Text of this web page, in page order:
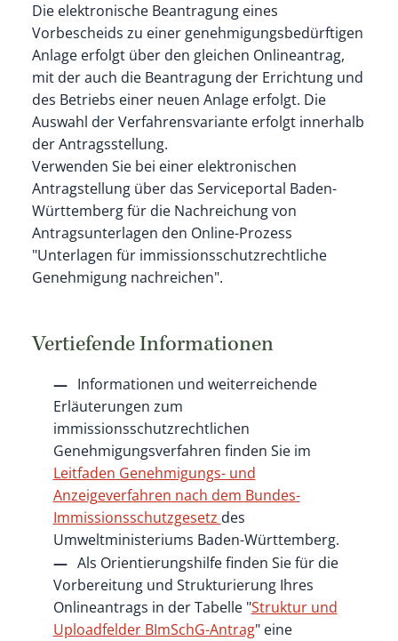
Die elektronische Beantragung eines
Vorbescheids zu einer genehmigungsbedürftigen
Anlage erfolgt über den gleichen Onlineantrag,
mit der auch die Beantragung der Errichtung und
des Betriebs einer neuen Anlage erfolgt. Die
Auswahl der Verfahrensvariante erfolgt innerhalb
der Antragsstellung.
Verwenden Sie bei einer elektronischen
Antragstellung über das Serviceportal Baden-
Württemberg für die Nachreichung von
Antragsunterlagen den Online-Prozess
"Unterlagen für immissionsschutzrechtliche
Genehmigung nachreichen".
Vertiefende Informationen
Informationen und weiterreichende
Erläuterungen zum
immissionsschutzrechtlichen
Genehmigungsverfahren finden Sie im
Leitfaden Genehmigungs- und
Anzeigeverfahren nach dem Bundes-
Immissionsschutzgesetz des
Umweltministeriums Baden-Württemberg.
Als Orientierungshilfe finden Sie für die
Vorbereitung und Strukturierung Ihres
Onlineantrags in der Tabelle "Struktur und
Uploadfelder BImSchG-Antrag" eine